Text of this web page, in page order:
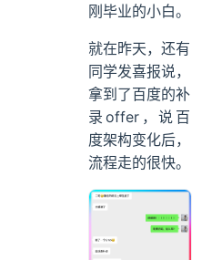
刚毕业的小白。
就在昨天，还有
同学发喜报说，
拿到了百度的补
录offer，说百
度架构变化后，
流程走的很快。